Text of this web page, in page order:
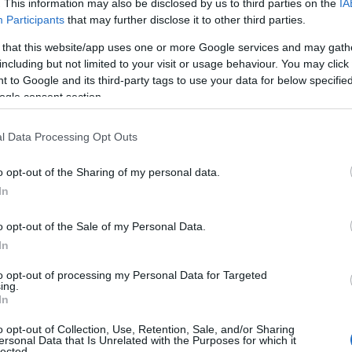
This information may also be disclosed by us to third parties on the
Participants that may further disclose it to other third parties.
that this website/app uses one or more Google services and may
but not limited to your visit or usage behaviour. You may
to Google and its third-party tags to use your data for below
consent section.
Data Processing Opt Outs
opt-out of the Sharing of my personal data.
opt-out of the Sale of my Personal Data.
opt-out of processing my Personal Data for Targeted
opt-out of Collection, Use, Retention, Sale, and/or Sharing
Data that Is Unrelated with the Purposes for which it
Africii si Orientul Mijlociu, limitata la nord de
Gaza, de Israel, de Golful Aqaba (prin
Iordania și cu Arabia Saudita) si de Marea
de Libia. Capitala Egiptului esteCairo. Alte
Alexandria, al-Mansurah,Aswan, Asyut, El-
Luxor, Kom Ombo
Pe teritoriul Egiptului se intind si parti din
Aici se gasesc oaze, printre care se afla
sau Siwa.
sunt scazute si cad indeosebi iarna. La
estelira egipteana, cu subdiviziunea
cea